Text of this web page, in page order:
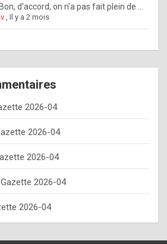
w
o
e
y
o
u
s
h
o
d'accord, on n'a pas fait plein de ...
,Il y a 2 mois
2026-04
2026-04
2026-04
Gazette 2026-04
2026-04